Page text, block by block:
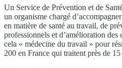
Un Service de Prévention et de
un organisme chargé
en matière de santé au travail, de
professionnels et d’amélioration
cela « médecine du travail » pour
200 en France qui traitent près de